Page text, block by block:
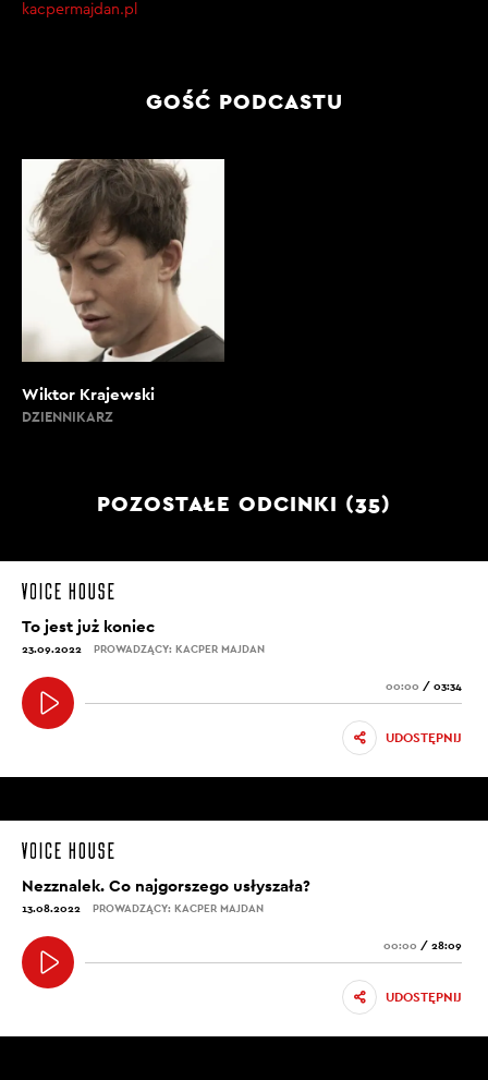
kacpermajdan.pl
GOŚĆ PODCASTU
Wiktor Krajewski
DZIENNIKARZ
POZOSTAŁE ODCINKI (35)
To jest już koniec
23.09.2022 PROWADZĄCY: KACPER MAJDAN
00:00 / 03:34
UDOSTĘPNIJ
Nezznalek. Co najgorszego usłyszała?
13.08.2022 PROWADZĄCY: KACPER MAJDAN
00:00 / 28:09
UDOSTĘPNIJ